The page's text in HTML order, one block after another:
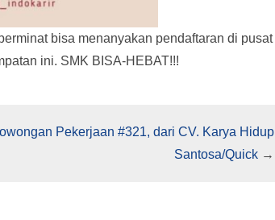
bisa menanyakan pendaftaran di pusat
ini. SMK BISA-HEBAT!!!
Pekerjaan #321, dari CV. Karya Hidup
Santosa/Quick→